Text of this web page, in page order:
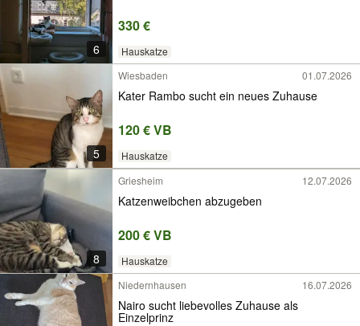
6
330 €
Hauskatze
5
Wiesbaden 01.07.2026
Kater Rambo sucht ein neues Zuhause
120 € VB
Hauskatze
8
Griesheim 12.07.2026
Katzenweibchen abzugeben
200 € VB
Hauskatze
Niedernhausen 16.07.2026
Nairo sucht liebevolles Zuhause als
Einzelprinz